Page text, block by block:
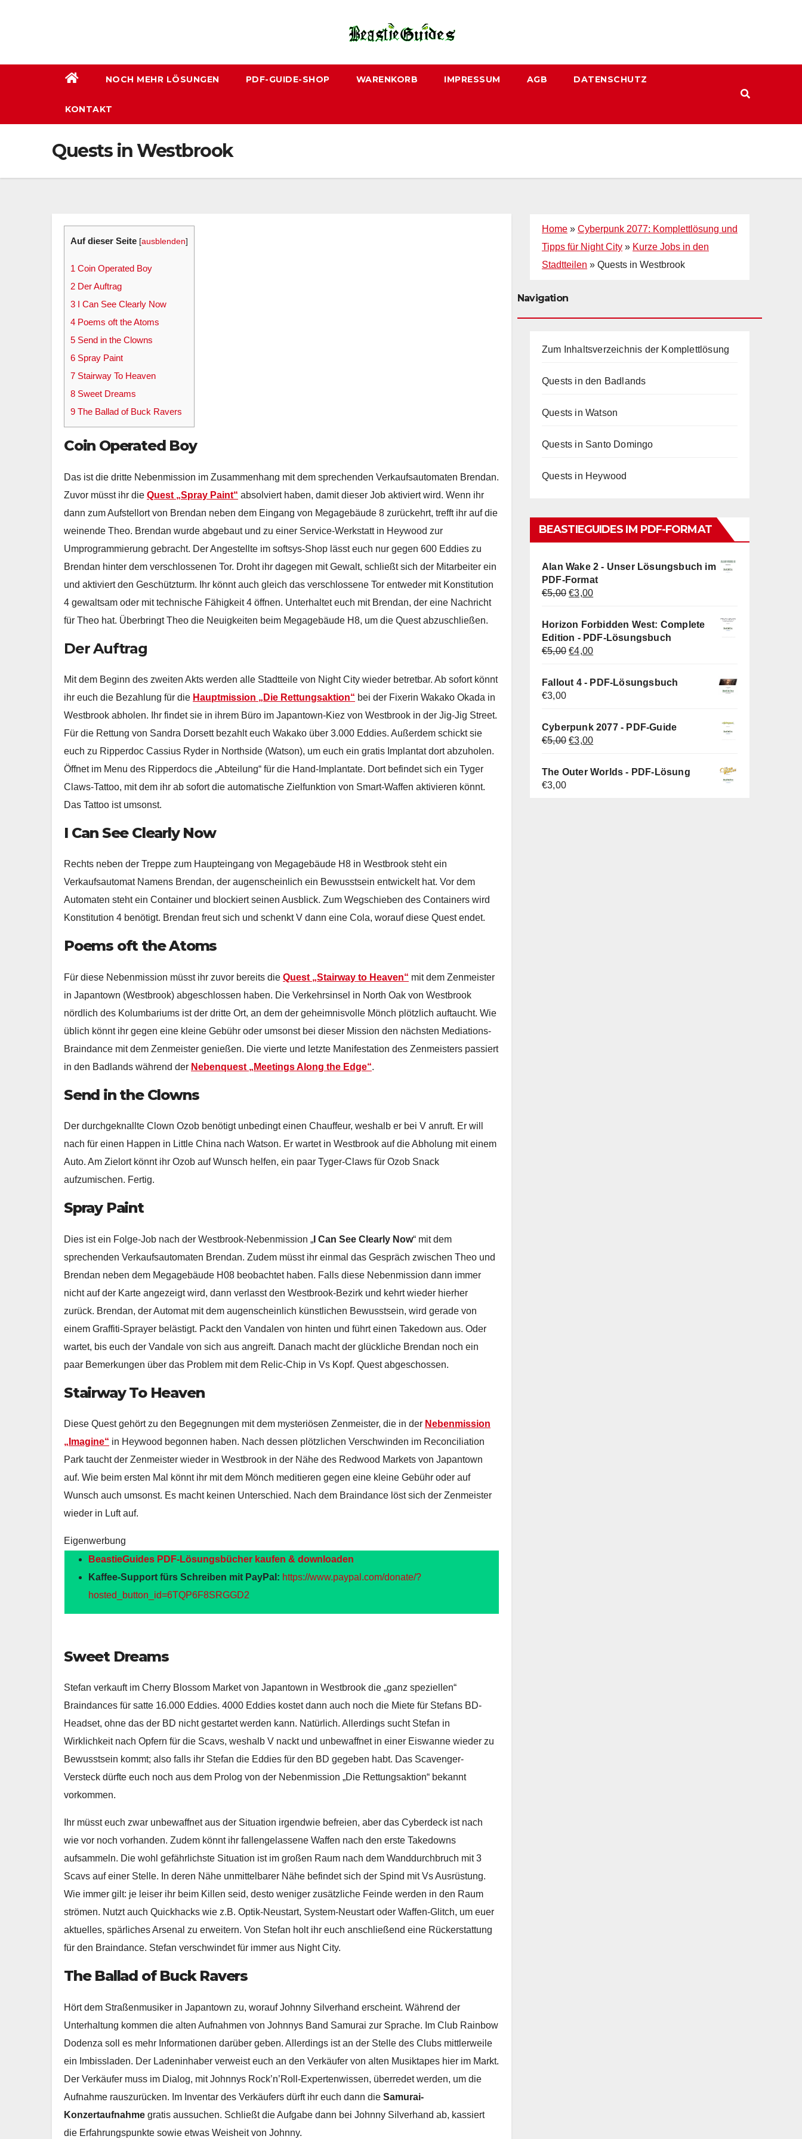
NOCH MEHR LÖSUNGEN PDF-GUIDE-SHOP WARENKORB IMPRESSUM AGB DATENSCHUTZ
KONTAKT
Quests in Westbrook
Auf dieser Seite [ausblenden]
1 Coin Operated Boy
2 Der Auftrag
3 I Can See Clearly Now
4 Poems oft the Atoms
5 Send in the Clowns
6 Spray Paint
7 Stairway To Heaven
8 Sweet Dreams
9 The Ballad of Buck Ravers
Coin Operated Boy
Das ist die dritte Nebenmission im Zusammenhang mit dem sprechenden Verkaufsautomaten Brendan.
Zuvor müsst ihr die Quest „Spray Paint“ absolviert haben, damit dieser Job aktiviert wird. Wenn ihr
dann zum Aufstellort von Brendan neben dem Eingang von Megagebäude 8 zurückehrt, trefft ihr auf die
weinende Theo. Brendan wurde abgebaut und zu einer Service-Werkstatt in Heywood zur
Umprogrammierung gebracht. Der Angestellte im softsys-Shop lässt euch nur gegen 600 Eddies zu
Brendan hinter dem verschlossenen Tor. Droht ihr dagegen mit Gewalt, schließt sich der Mitarbeiter ein
und aktiviert den Geschützturm. Ihr könnt auch gleich das verschlossene Tor entweder mit Konstitution
4 gewaltsam oder mit technische Fähigkeit 4 öffnen. Unterhaltet euch mit Brendan, der eine Nachricht
für Theo hat. Überbringt Theo die Neuigkeiten beim Megagebäude H8, um die Quest abzuschließen.
Der Auftrag
Mit dem Beginn des zweiten Akts werden alle Stadtteile von Night City wieder betretbar. Ab sofort könnt
ihr euch die Bezahlung für die Hauptmission „Die Rettungsaktion“ bei der Fixerin Wakako Okada in
Westbrook abholen. Ihr findet sie in ihrem Büro im Japantown-Kiez von Westbrook in der Jig-Jig Street.
Für die Rettung von Sandra Dorsett bezahlt euch Wakako über 3.000 Eddies. Außerdem schickt sie
euch zu Ripperdoc Cassius Ryder in Northside (Watson), um euch ein gratis Implantat dort abzuholen.
Öffnet im Menu des Ripperdocs die „Abteilung“ für die Hand-Implantate. Dort befindet sich ein Tyger
Claws-Tattoo, mit dem ihr ab sofort die automatische Zielfunktion von Smart-Waffen aktivieren könnt.
Das Tattoo ist umsonst.
I Can See Clearly Now
Rechts neben der Treppe zum Haupteingang von Megagebäude H8 in Westbrook steht ein
Verkaufsautomat Namens Brendan, der augenscheinlich ein Bewusstsein entwickelt hat. Vor dem
Automaten steht ein Container und blockiert seinen Ausblick. Zum Wegschieben des Containers wird
Konstitution 4 benötigt. Brendan freut sich und schenkt V dann eine Cola, worauf diese Quest endet.
Poems oft the Atoms
Für diese Nebenmission müsst ihr zuvor bereits die Quest „Stairway to Heaven“ mit dem Zenmeister
in Japantown (Westbrook) abgeschlossen haben. Die Verkehrsinsel in North Oak von Westbrook
nördlich des Kolumbariums ist der dritte Ort, an dem der geheimnisvolle Mönch plötzlich auftaucht. Wie
üblich könnt ihr gegen eine kleine Gebühr oder umsonst bei dieser Mission den nächsten Mediations-
Braindance mit dem Zenmeister genießen. Die vierte und letzte Manifestation des Zenmeisters passiert
in den Badlands während der Nebenquest „Meetings Along the Edge“.
Send in the Clowns
Der durchgeknallte Clown Ozob benötigt unbedingt einen Chauffeur, weshalb er bei V anruft. Er will
nach für einen Happen in Little China nach Watson. Er wartet in Westbrook auf die Abholung mit einem
Auto. Am Zielort könnt ihr Ozob auf Wunsch helfen, ein paar Tyger-Claws für Ozob Snack
aufzumischen. Fertig.
Spray Paint
Dies ist ein Folge-Job nach der Westbrook-Nebenmission „ I Can See Clearly Now“ mit dem
sprechenden Verkaufsautomaten Brendan. Zudem müsst ihr einmal das Gespräch zwischen Theo und
Brendan neben dem Megagebäude H08 beobachtet haben. Falls diese Nebenmission dann immer
nicht auf der Karte angezeigt wird, dann verlasst den Westbrook-Bezirk und kehrt wieder hierher
zurück. Brendan, der Automat mit dem augenscheinlich künstlichen Bewusstsein, wird gerade von
einem Graffiti-Sprayer belästigt. Packt den Vandalen von hinten und führt einen Takedown aus. Oder
wartet, bis euch der Vandale von sich aus angreift. Danach macht der glückliche Brendan noch ein
paar Bemerkungen über das Problem mit dem Relic-Chip in Vs Kopf. Quest abgeschossen.
Stairway To Heaven
Diese Quest gehört zu den Begegnungen mit dem mysteriösen Zenmeister, die in der Nebenmission
„Imagine“ in Heywood begonnen haben. Nach dessen plötzlichen Verschwinden im Reconciliation
Park taucht der Zenmeister wieder in Westbrook in der Nähe des Redwood Markets von Japantown
auf. Wie beim ersten Mal könnt ihr mit dem Mönch meditieren gegen eine kleine Gebühr oder auf
Wunsch auch umsonst. Es macht keinen Unterschied. Nach dem Braindance löst sich der Zenmeister
wieder in Luft auf.
Eigenwerbung
BeastieGuides PDF-Lösungsbücher kaufen & downloaden
Kaffee-Support fürs Schreiben mit PayPal: https://www.paypal.com/donate/?
hosted_button_id=6TQP6F8SRGGD2
Sweet Dreams
Stefan verkauft im Cherry Blossom Market von Japantown in Westbrook die „ganz speziellen“
Braindances für satte 16.000 Eddies. 4000 Eddies kostet dann auch noch die Miete für Stefans BD-
Headset, ohne das der BD nicht gestartet werden kann. Natürlich. Allerdings sucht Stefan in
Wirklichkeit nach Opfern für die Scavs, weshalb V nackt und unbewaffnet in einer Eiswanne wieder zu
Bewusstsein kommt; also falls ihr Stefan die Eddies für den BD gegeben habt. Das Scavenger-
Versteck dürfte euch noch aus dem Prolog von der Nebenmission „Die Rettungsaktion“ bekannt
vorkommen.
Ihr müsst euch zwar unbewaffnet aus der Situation irgendwie befreien, aber das Cyberdeck ist nach
wie vor noch vorhanden. Zudem könnt ihr fallengelassene Waffen nach den erste Takedowns
aufsammeln. Die wohl gefährlichste Situation ist im großen Raum nach dem Wanddurchbruch mit 3
Scavs auf einer Stelle. In deren Nähe unmittelbarer Nähe befindet sich der Spind mit Vs Ausrüstung.
Wie immer gilt: je leiser ihr beim Killen seid, desto weniger zusätzliche Feinde werden in den Raum
strömen. Nutzt auch Quickhacks wie z.B. Optik-Neustart, System-Neustart oder Waffen-Glitch, um euer
aktuelles, spärliches Arsenal zu erweitern. Von Stefan holt ihr euch anschließend eine Rückerstattung
für den Braindance. Stefan verschwindet für immer aus Night City.
The Ballad of Buck Ravers
Hört dem Straßenmusiker in Japantown zu, worauf Johnny Silverhand erscheint. Während der
Unterhaltung kommen die alten Aufnahmen von Johnnys Band Samurai zur Sprache. Im Club Rainbow
Dodenza soll es mehr Informationen darüber geben. Allerdings ist an der Stelle des Clubs mittlerweile
ein Imbissladen. Der Ladeninhaber verweist euch an den Verkäufer von alten Musiktapes hier im Markt.
Der Verkäufer muss im Dialog, mit Johnnys Rock’n’Roll-Expertenwissen, überredet werden, um die
Aufnahme rauszurücken. Im Inventar des Verkäufers dürft ihr euch dann die Samurai-
Konzertaufnahme gratis aussuchen. Schließt die Aufgabe dann bei Johnny Silverhand ab, kassiert
die Erfahrungspunkte sowie etwas Weisheit von Johnny.
Home » Cyberpunk 2077: Komplettlösung und
Tipps für Night City » Kurze Jobs in den
Stadtteilen » Quests in Westbrook
Navigation
Zum Inhaltsverzeichnis der Komplettlösung
Quests in den Badlands
Quests in Watson
Quests in Santo Domingo
Quests in Heywood
BEASTIEGUIDES IM PDF-FORMAT
Alan Wake 2 - Unser Lösungsbuch im
PDF-Format
€5,00 Ursprünglicher
war:
€5,00
€3,00Aktueller
ist:
€3,00.
Horizon Forbidden West: Complete
Edition - PDF-Lösungsbuch
€5,00 Ursprünglicher
war:
€4,00Aktueller
ist:
Fallout 4 - PDF-Lösungsbuch
€3,00
Cyberpunk 2077 - PDF-Guide
€5,00 Ursprünglicher
€3,00Aktueller
ist:
The Outer Worlds - PDF-Lösung
€3,00